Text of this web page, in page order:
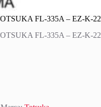
FL-335A – EZ-K-22
FL-335A – EZ-K-22